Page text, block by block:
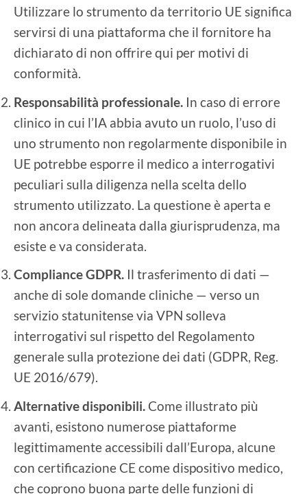
Utilizzare lo strumento da territorio UE significa
servirsi di una piattaforma che il fornitore ha
dichiarato di non offrire qui per motivi di
conformità.
Responsabilità professionale. In caso di errore
clinico in cui l’IA abbia avuto un ruolo, l’uso di
uno strumento non regolarmente disponibile in
UE potrebbe esporre il medico a interrogativi
peculiari sulla diligenza nella scelta dello
strumento utilizzato. La questione è aperta e
non ancora delineata dalla giurisprudenza, ma
esiste e va considerata.
Compliance GDPR. Il trasferimento di dati —
anche di sole domande cliniche — verso un
servizio statunitense via VPN solleva
interrogativi sul rispetto del Regolamento
generale sulla protezione dei dati (GDPR, Reg.
UE 2016/679).
Alternative disponibili. Come illustrato più
avanti, esistono numerose piattaforme
legittimamente accessibili dall’Europa, alcune
con certificazione CE come dispositivo medico,
che coprono buona parte delle funzioni di